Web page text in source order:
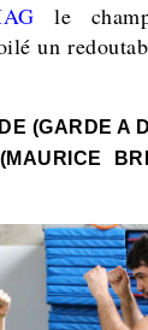
le
un
(GARDE A